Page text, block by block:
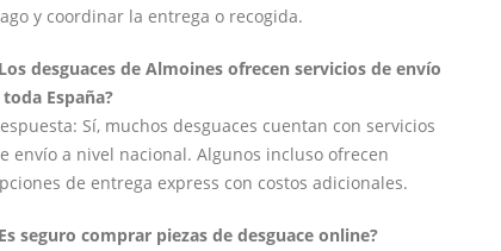
y coordinar la entrega o recogida.
desguaces de Almoines ofrecen servicios de envío
toda España?
Sí, muchos desguaces cuentan con servicios
envío a nivel nacional. Algunos incluso ofrecen
de entrega express con costos adicionales.
seguro comprar piezas de desguace online?